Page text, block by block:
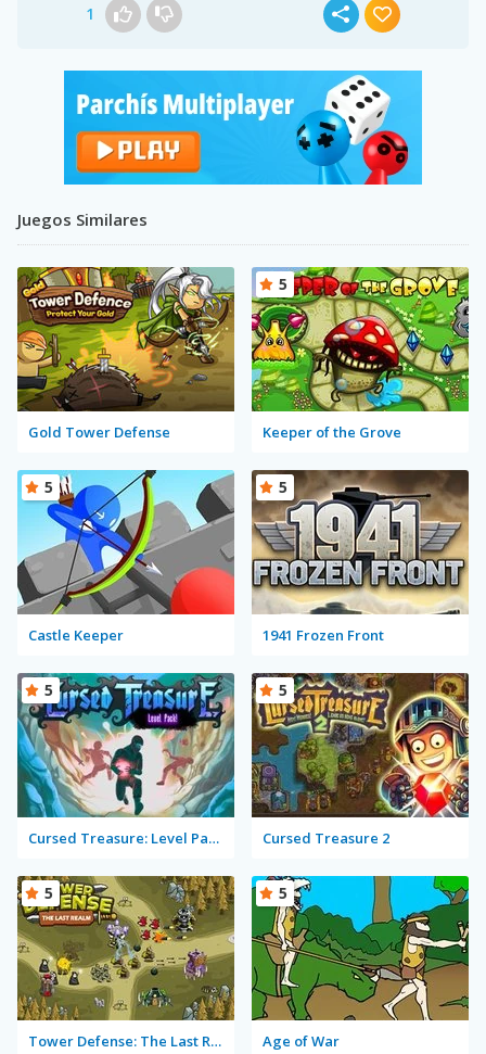
1
Juegos Similares
Gold Tower Defense Keeper of the Grove
5
Castle Keeper
5
1941 Frozen Front
5
Cursed Treasure: Level Pack!
5
Cursed Treasure 2
5
Tower Defense: The Last Realm
5
Age of War
5